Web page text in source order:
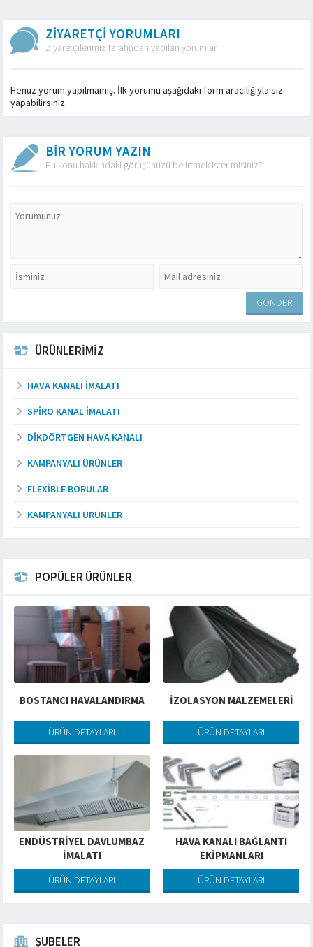
ZİYARETÇİ YORUMLARI
Ziyaretçilerimiz tarafından yapılan yorumlar
Henüz yorum yapılmamış. İlk yorumu aşağıdaki form aracılığıyla siz
yapabilirsiniz.
BİR YORUM YAZIN
Bu konu hakkındaki görüşünüzü belirtmek ister misiniz?
ÜRÜNLERİMİZ
HAVA KANALI İMALATI
SPIRO KANAL İMALATI
DIKDÖRTGEN HAVA KANALI
KAMPANYALI ÜRÜNLER
FLEXIBLE BORULAR
KAMPANYALI ÜRÜNLER
POPÜLER ÜRÜNLER
BOSTANCI HAVALANDIRMA
ÜRÜN DETAYLARI
İZOLASYON MALZEMELERİ
ÜRÜN DETAYLARI
ENDÜSTRIYEL DAVLUMBAZ
İMALATI
ÜRÜN DETAYLARI
HAVA KANALI BAĞLANTI
EKIPMANLARI
ÜRÜN DETAYLARI
ŞUBELER